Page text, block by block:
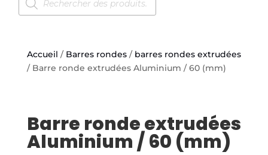
de
produits
Accueil / Barres rondes/ barres rondes extrudées
/ Barre ronde extrudées Aluminium / 60 (mm)
Barre ronde extrudées
Aluminium / 60 (mm)